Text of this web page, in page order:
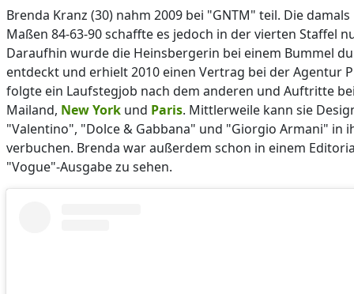
Brenda Kranz (30) nahm 2009 bei "GNTM" teil. Die
Maßen 84-63-90 schaffte es jedoch in der vierten Staffel
Daraufhin wurde die Heinsbergerin bei einem Bummel
entdeckt und erhielt 2010 einen Vertrag bei der Agentur
folgte ein Laufstegjob nach dem anderen und Auftritte
Mailand, New York und Paris. Mittlerweile kann sie
"Valentino", "Dolce & Gabbana" und "Giorgio Armani" in
verbuchen. Brenda war außerdem schon in einem
"Vogue"-Ausgabe zu sehen.